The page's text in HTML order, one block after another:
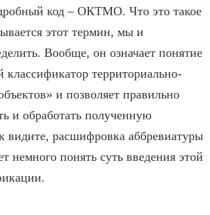
код – ОКТМО. Что это такое
этот термин, мы и
Вообще, он означает понятие
классификатор территориально-
и позволяет правильно
и обработать полученную
расшифровка аббревиатуры
понять суть введения этой